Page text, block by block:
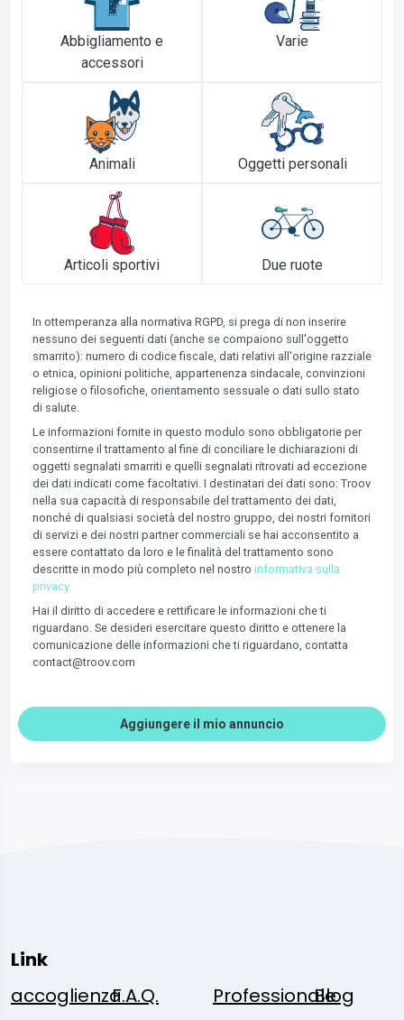
Abbigliamento e
accessori
Varie
Animali Oggetti personali
Articoli sportivi Due ruote
In ottemperanza alla normativa RGPD, si prega di non inserire
nessuno dei seguenti dati (anche se compaiono sull'oggetto
smarrito): numero di codice fiscale, dati relativi all'origine razziale
o etnica, opinioni politiche, appartenenza sindacale, convinzioni
religiose o filosofiche, orientamento sessuale o dati sullo stato
di salute.
Le informazioni fornite in questo modulo sono obbligatorie per
consentirne il trattamento al fine di conciliare le dichiarazioni di
oggetti segnalati smarriti e quelli segnalati ritrovati ad eccezione
dei dati indicati come facoltativi. I destinatari dei dati sono: Troov
nella sua capacità di responsabile del trattamento dei dati,
nonché di qualsiasi società del nostro gruppo, dei nostri fornitori
di servizi e dei nostri partner commerciali se hai acconsentito a
essere contattato da loro e le finalità del trattamento sono
descritte in modo più completo nel nostro informativa sulla
privacy.
Hai il diritto di accedere e rettificare le informazioni che ti
riguardano. Se desideri esercitare questo diritto e ottenere la
comunicazione delle informazioni che ti riguardano, contatta
contact@troov.com
Aggiungere il mio annuncio
Link
accoglienzaF.A.Q. Professionale
Blog